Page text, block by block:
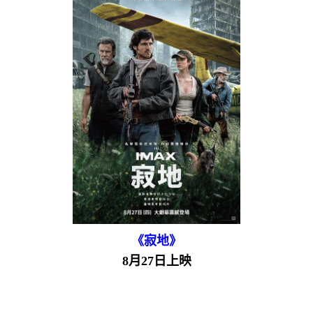
《寂地》
8月27日上映